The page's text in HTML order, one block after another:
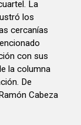
La
los
cercanías
con sus
la columna
De
Cabeza